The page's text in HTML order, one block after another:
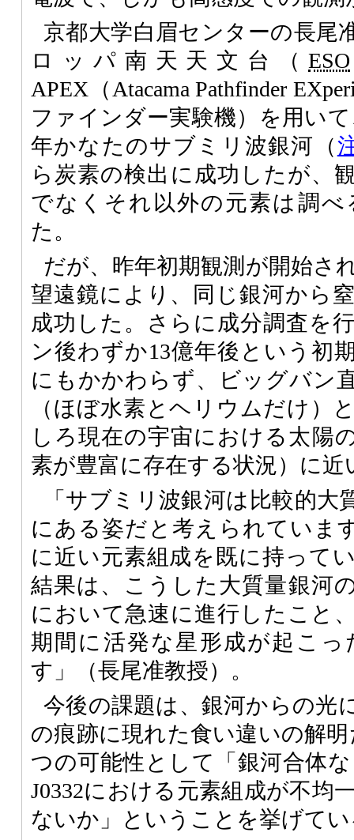
京都大学白眉センターの長尾
ロッパ南天天文台（ESO
APEX（Atacama Pathfinder
ファインダー実験機）を用い
年かなたのサブミリ波銀河（
ら炭素の検出に成功したが、
でなくそれ以外の元素は調
た。
だが、昨年初期観測が開始さ
望遠鏡により、同じ銀河から
成功した。さらに成分調査を
ン後わずか13億年後という初
にもかかわらず、ビッグバン
（ほぼ水素とヘリウムだけ）
しろ現在の宇宙における太陽
素が豊富に存在する状況）に
「サブミリ波銀河は比較的大
にある姿だと考えられていま
に近い元素組成を既に持って
結果は、こうした大質量銀河
において急速に進行したこと
期間に活発な星形成が起こ
す」（長尾准教授）。
今後の課題は、銀河からの光
の痕跡に現れた食い違いの解
つの可能性として「銀河合体
J0332における元素組成が不均
ないか」ということを挙げて